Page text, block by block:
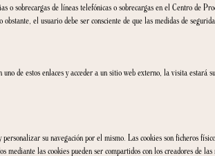
los datos personales.
datos, oponiéndose a que se sigan tratando.
personales en un formato estructurado, de uso
necesarios para el cumplimiento de obligaciones
los datos facilitados?